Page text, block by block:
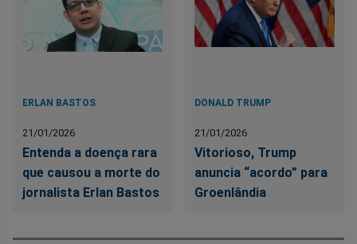
ERLAN BASTOS
21/01/2026
Entenda a doença rara
que causou a morte do
jornalista Erlan Bastos
DONALD TRUMP
21/01/2026
Vitorioso, Trump
anuncia “acordo” para
Groenlândia